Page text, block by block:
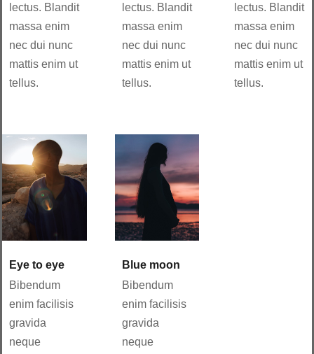
lectus. Blandit
massa enim
nec dui nunc
mattis enim ut
tellus.
lectus. Blandit
massa enim
nec dui nunc
mattis enim ut
tellus.
lectus. Blandit
massa enim
nec dui nunc
mattis enim ut
tellus.
Eye to eye
Bibendum
enim facilisis
gravida
neque
Blue moon
Bibendum
enim facilisis
gravida
neque